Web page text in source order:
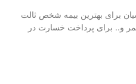
برای بهترین بیمه شخص ثالت
و.. برای پرداخت خسارت در